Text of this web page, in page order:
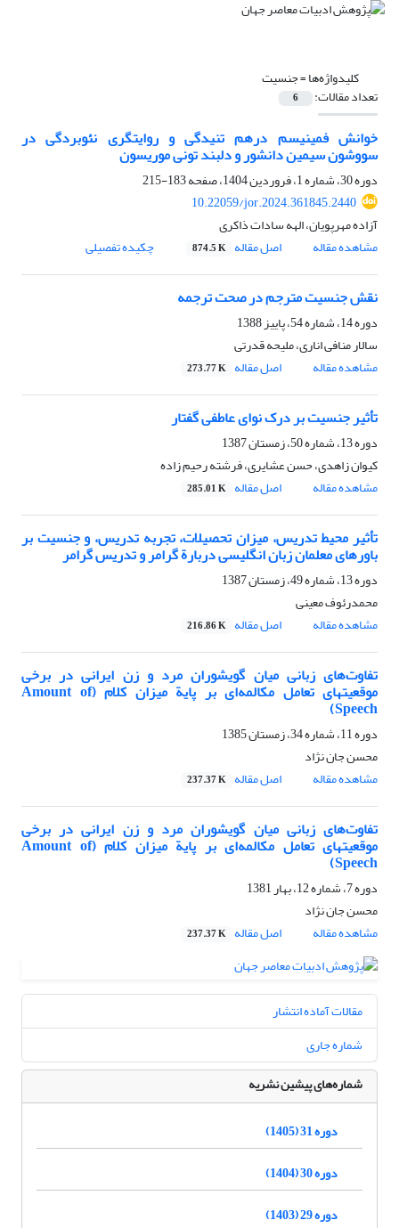
کلیدواژه‌ها =جنسیت
تعداد مقالات: 6
خوانش فمینیسم درهم تنیدگی و روایتگری نئوبردگی در
سووشون سیمین دانشور و دلبند تونی موریسون
دوره 30، شماره 1، فروردین 1404، صفحه
183-215
10.22059/jor.2024.361845.2440
آزاده مهرپویان، الهه سادات ذاکری
مشاهده مقاله
اصل مقاله 874.5 K چکیده تفصیلی
نقش جنسیت مترجم در صحت ترجمه
دوره 14، شماره 54، پاییز 1388
سالار منافی اناری، ملیحه قدرتی
مشاهده مقاله
اصل مقاله 273.77 K
تأثیر جنسیت بر درک نوای عاطفی گفتار
دوره 13، شماره 50، زمستان 1387
کیوان زاهدی، حسن عشایری، فرشته رحیم زاده
مشاهده مقاله
اصل مقاله 285.01 K
تأثیر محیط تدریس، میزان تحصیلات، تجربه تدریس، و جنسیت بر
باورهای معلمان زبان انگلیسی دربارة گرامر و تدریس گرامر
دوره 13، شماره 49، زمستان 1387
محمدرئوف معینی
مشاهده مقاله
اصل مقاله 216.86 K
تفاوت‌های زبانی میان گویشوران مرد و زن ایرانی در برخی
موقعیتهای تعامل مکالمه‌ای بر پایة میزان کلام (Amount of
Speech)
دوره 11، شماره 34، زمستان 1385
محسن جان نژاد
مشاهده مقاله
اصل مقاله 237.37 K
تفاوت‌های زبانی میان گویشوران مرد و زن ایرانی در برخی
موقعیتهای تعامل مکالمه‌ای بر پایة میزان کلام (Amount of
Speech)
دوره 7، شماره 12، بهار 1381
محسن جان نژاد
مشاهده مقاله
اصل مقاله 237.37 K
مقالات آماده انتشار
شماره جاری
شماره‌های پیشین نشریه
دوره 31 (1405)
دوره 30 (1404)
دوره 29 (1403)